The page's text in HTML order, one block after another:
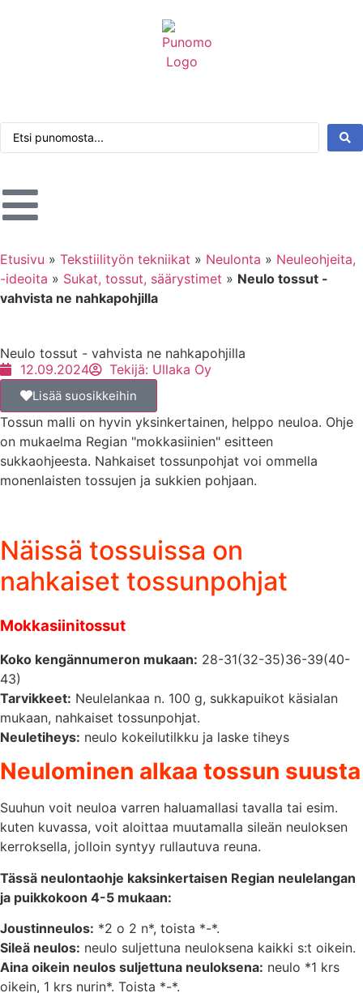
Etusivu » Tekstiilityön tekniikat » Neulonta » Neuleohjeita,
-ideoita » Sukat, tossut, säärystimet » Neulo tossut -
vahvista ne nahkapohjilla
Neulo tossut - vahvista ne nahkapohjilla
12.09.2024
Tekijä: Ullaka Oy
Lisää suosikkeihin
Tossun malli on hyvin yksinkertainen, helppo neuloa. Ohje
on mukaelma Regian "mokkasiinien" esitteen
sukkaohjeesta. Nahkaiset tossunpohjat voi ommella
monenlaisten tossujen ja sukkien pohjaan.
Näissä tossuissa on
nahkaiset tossunpohjat
Mokkasiinitossut
Koko kengännumeron mukaan: 28-31(32-35)36-39(40-
43)
Tarvikkeet: Neulelankaa n. 100 g, sukkapuikot käsialan
mukaan, nahkaiset tossunpohjat.
Neuletiheys: neulo kokeilutilkku ja laske tiheys
Neulominen alkaa tossun suusta
Suuhun voit neuloa varren haluamallasi tavalla tai esim.
kuten kuvassa, voit aloittaa muutamalla sileän neuloksen
kerroksella, jolloin syntyy rullautuva reuna.
Tässä neulontaohje kaksinkertaisen Regian neulelangan
ja puikkokoon 4-5 mukaan:
Joustinneulos: *2 o 2 n*, toista *-*.
Sileä neulos: neulo suljettuna neuloksena kaikki s:t oikein.
Aina oikein neulos suljettuna neuloksena: neulo *1 krs
oikein, 1 krs nurin*. Toista *-*.